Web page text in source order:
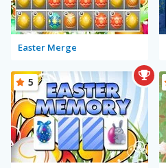
Easter Merge
5